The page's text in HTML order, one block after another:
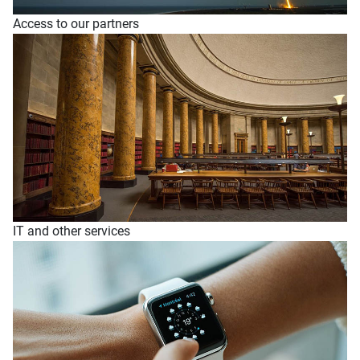
Access to our partners
IT and other services